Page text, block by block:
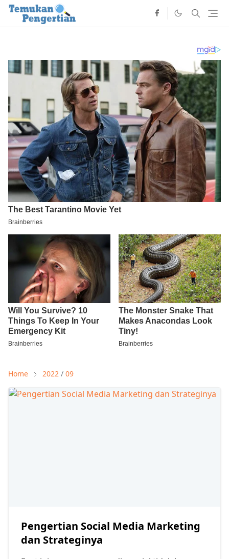
Home 2022 / 09
Pengertian Social Media Marketing
dan Strateginya